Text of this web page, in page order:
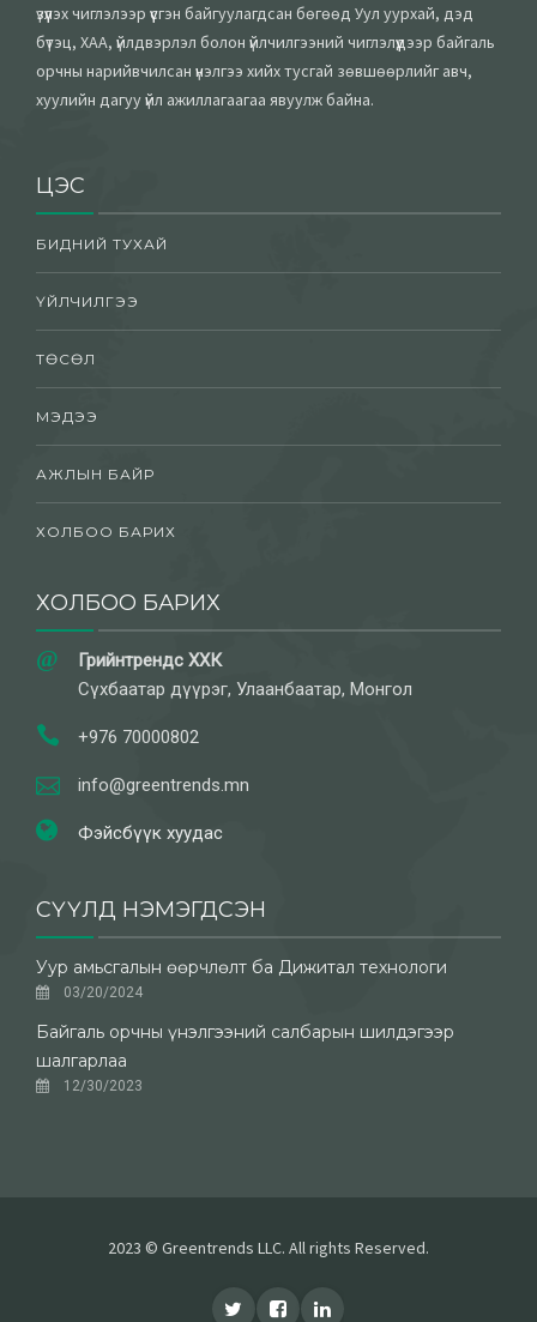
үзүүлэх чиглэлээр үүсгэн байгуулагдсан бөгөөд Уул уурхай, дэд
бүтэц, ХАА, үйлдвэрлэл болон үйлчилгээний чиглэлүүдээр байгаль
орчны нарийвчилсан үнэлгээ хийх тусгай зөвшөөрлийг авч,
хуулийн дагуу үйл ажиллагаагаа явуулж байна.
ЦЭС
БИДНИЙ ТУХАЙ
ҮЙЛЧИЛГЭЭ
ТӨСӨЛ
МЭДЭЭ
АЖЛЫН БАЙР
ХОЛБОО БАРИХ
ХОЛБОО БАРИХ
Грийнтрендс ХХК
Сүхбаатар дүүрэг, Улаанбаатар, Монгол
+976 70000802
info@greentrends.mn
Фэйсбүүк хуудас
СҮҮЛД НЭМЭГДСЭН
Уур амьсгалын өөрчлөлт ба Дижитал технологи
03/20/2024
Байгаль орчны үнэлгээний салбарын шилдэгээр
шалгарлаа
12/30/2023
2023 © Greentrends LLC. All rights Reserved.